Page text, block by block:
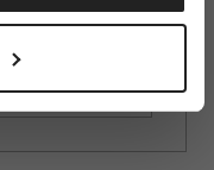
aktywnie
palca)
cookie możesz